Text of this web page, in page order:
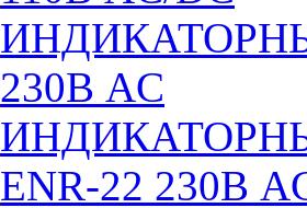
230В AC
ENR-22 230В